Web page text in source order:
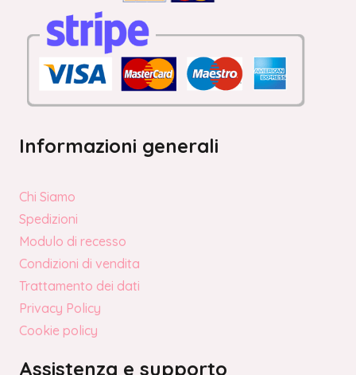
Informazioni generali
Chi Siamo
Spedizioni
Modulo di recesso
Condizioni di vendita
Trattamento dei dati
Privacy Policy
Cookie policy
Assistenza e supporto